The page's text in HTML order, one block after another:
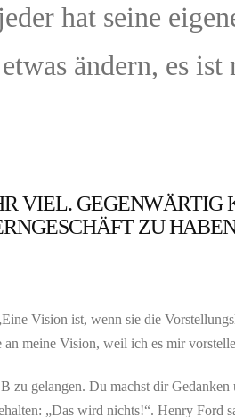
hat seine
ändern, es
VIEL. GEGENWÄRTIG
ZU
Vision ist, wenn sie die
meine Vision, weil ich es mir
gelangen. Du machst dir
„Das wird nichts!“. Henry Ford